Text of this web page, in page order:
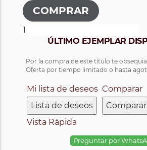
ÚLTIMO EJEMPLAR
Por la compra de este título te
Oferta por tiempo limitado o hasta
Mi lista de deseos
Lista de deseos
Comparar
Comparar
Vista Rápida
Preguntar por